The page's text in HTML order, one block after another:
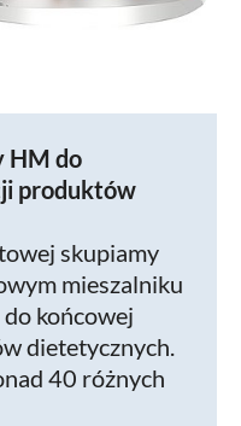
HM do
produktów
skupiamy
mieszalniku
końcowej
dietetycznych.
40 różnych